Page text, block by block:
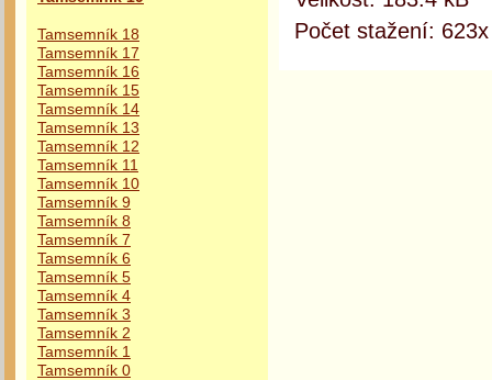
Tamsemník 18
Tamsemník 17
Tamsemník 16
Tamsemník 15
Tamsemník 14
Tamsemník 13
Tamsemník 12
Tamsemník 11
Tamsemník 10
Tamsemník 9
Tamsemník 8
Tamsemník 7
Tamsemník 6
Tamsemník 5
Tamsemník 4
Tamsemník 3
Tamsemník 2
Tamsemník 1
Tamsemník 0
Počet stažení: 623x